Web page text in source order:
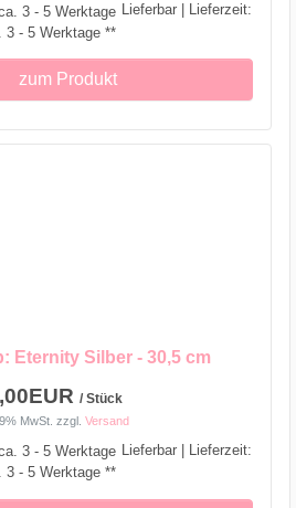
Lieferbar | Lieferzeit:
3 - 5 Werktage **
zum Produkt
Eternity Silber - 30,5 cm
/ Stück
MwSt. zzgl. Versand
Lieferbar | Lieferzeit:
3 - 5 Werktage **